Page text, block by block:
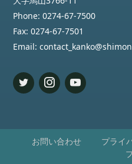
Phone: 0274-67-7500
Fax: 0274-67-7501
Email:
お問い合わせ プライ